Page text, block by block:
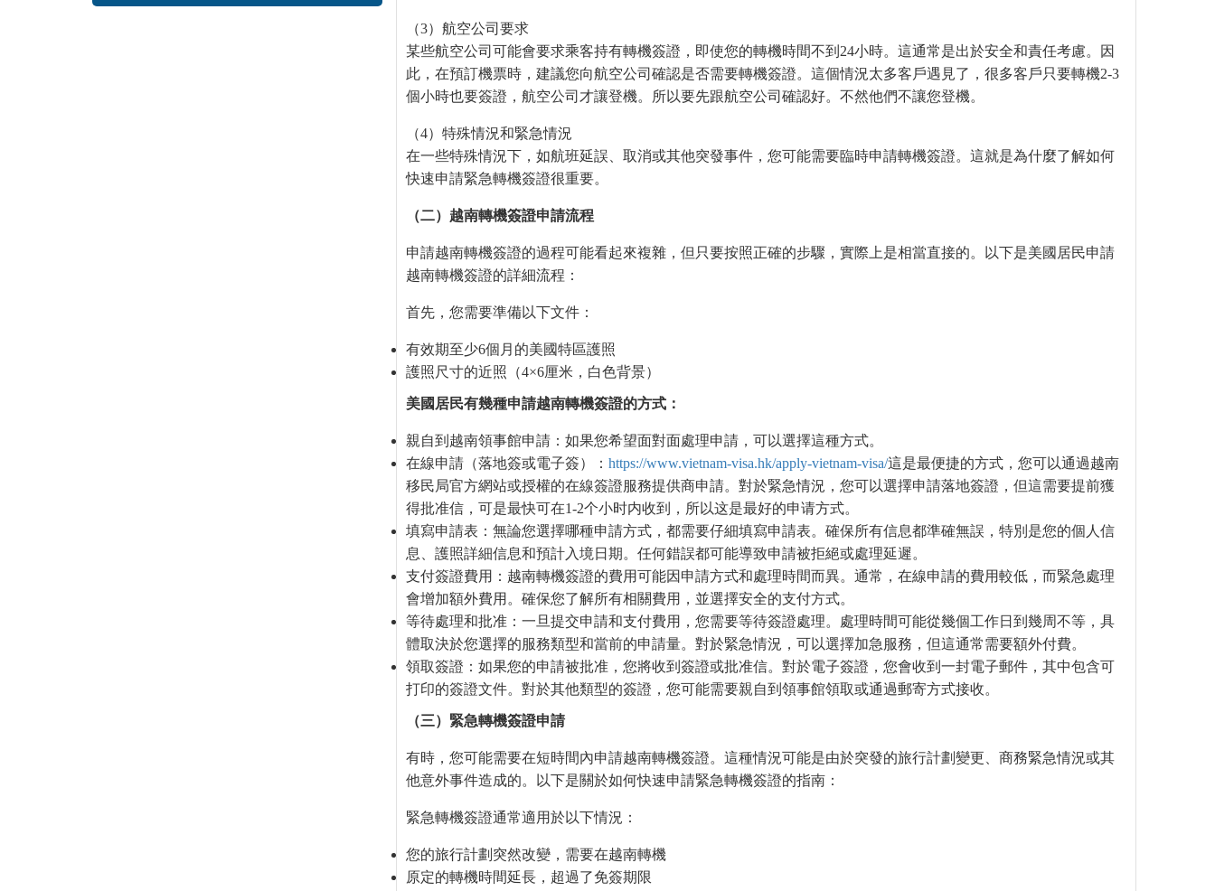
（3）航空公司要求
某些航空公司可能會要求乘客持有轉機簽證，即使您的轉機時間不到24小時。這通常是出於安全和責任考慮。因
此，在預訂機票時，建議您向航空公司確認是否需要轉機簽證。這個情況太多客戶遇見了，很多客戶只要轉機2-3
個小時也要簽證，航空公司才讓登機。所以要先跟航空公司確認好。不然他們不讓您登機。
（4）特殊情況和緊急情況
在一些特殊情況下，如航班延誤、取消或其他突發事件，您可能需要臨時申請轉機簽證。這就是為什麼了解如何
快速申請緊急轉機簽證很重要。
（二）越南轉機簽證申請流程
申請越南轉機簽證的過程可能看起來複雜，但只要按照正確的步驟，實際上是相當直接的。以下是美國居民申請
越南轉機簽證的詳細流程：
首先，您需要準備以下文件：
有效期至少6個月的美國特區護照
護照尺寸的近照（4×6厘米，白色背景）
美國居民有幾種申請越南轉機簽證的方式：
親自到越南領事館申請：如果您希望面對面處理申請，可以選擇這種方式。
在線申請（落地簽或電子簽）： https://www.vietnam-visa.hk/apply-vietnam-visa/這是最便捷的方式，您可以通過越南
移民局官方網站或授權的在線簽證服務提供商申請。對於緊急情況，您可以選擇申請落地簽證，但這需要提前獲
得批准信，可是最快可在1-2个小时内收到，所以这是最好的申请方式。
填寫申請表：無論您選擇哪種申請方式，都需要仔細填寫申請表。確保所有信息都準確無誤，特別是您的個人信
息、護照詳細信息和預計入境日期。任何錯誤都可能導致申請被拒絕或處理延遲。
支付簽證費用：越南轉機簽證的費用可能因申請方式和處理時間而異。通常，在線申請的費用較低，而緊急處理
會增加額外費用。確保您了解所有相關費用，並選擇安全的支付方式。
等待處理和批准：一旦提交申請和支付費用，您需要等待簽證處理。處理時間可能從幾個工作日到幾周不等，具
體取決於您選擇的服務類型和當前的申請量。對於緊急情況，可以選擇加急服務，但這通常需要額外付費。
領取簽證：如果您的申請被批准，您將收到簽證或批准信。對於電子簽證，您會收到一封電子郵件，其中包含可
打印的簽證文件。對於其他類型的簽證，您可能需要親自到領事館領取或通過郵寄方式接收。
（三）緊急轉機簽證申請
有時，您可能需要在短時間內申請越南轉機簽證。這種情況可能是由於突發的旅行計劃變更、商務緊急情況或其
他意外事件造成的。以下是關於如何快速申請緊急轉機簽證的指南：
緊急轉機簽證通常適用於以下情況：
您的旅行計劃突然改變，需要在越南轉機
原定的轉機時間延長，超過了免簽期限